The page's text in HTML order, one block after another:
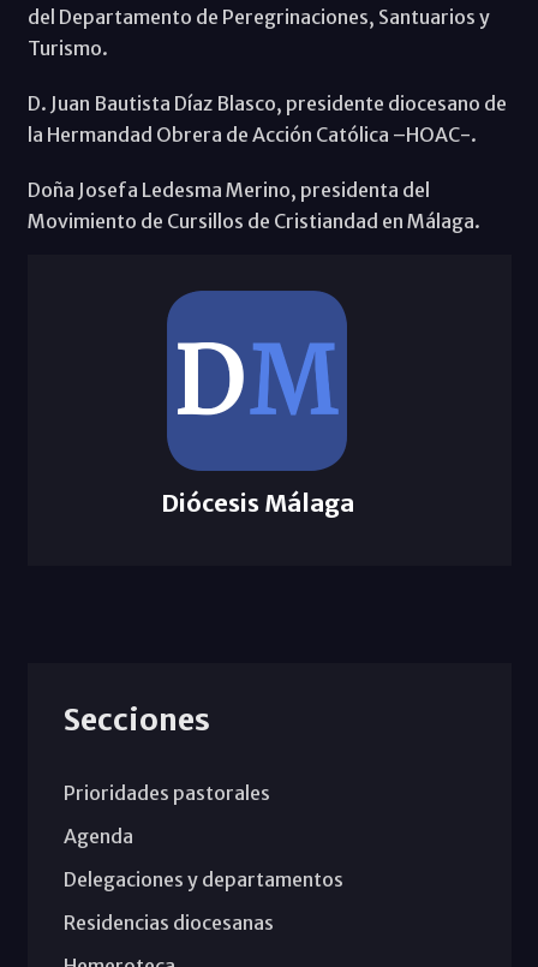
del Departamento de Peregrinaciones, Santuarios y
Turismo.
D. Juan Bautista Díaz Blasco, presidente diocesano de
la Hermandad Obrera de Acción Católica –HOAC-.
Doña Josefa Ledesma Merino, presidenta del
Movimiento de Cursillos de Cristiandad en Málaga.
Diócesis Málaga
Secciones
Prioridades pastorales
Agenda
Delegaciones y departamentos
Residencias diocesanas